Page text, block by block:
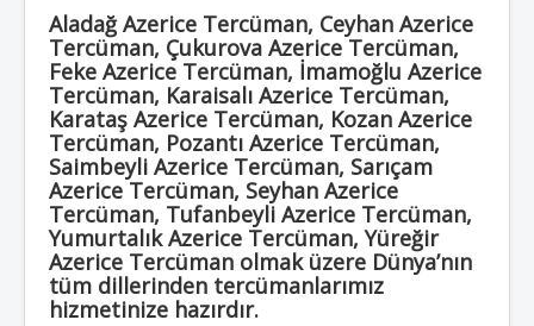
Aladağ Azerice Tercüman, Ceyhan Azerice
Tercüman, Çukurova Azerice Tercüman,
Feke Azerice Tercüman, İmamoğlu Azerice
Tercüman, Karaisalı Azerice Tercüman,
Karataş Azerice Tercüman, Kozan Azerice
Tercüman, Pozantı Azerice Tercüman,
Saimbeyli Azerice Tercüman, Sarıçam
Azerice Tercüman, Seyhan Azerice
Tercüman, Tufanbeyli Azerice Tercüman,
Yumurtalık Azerice Tercüman, Yüreğir
Azerice Tercüman olmak üzere Dünya’nın
tüm dillerinden tercümanlarımız
hizmetinize hazırdır.